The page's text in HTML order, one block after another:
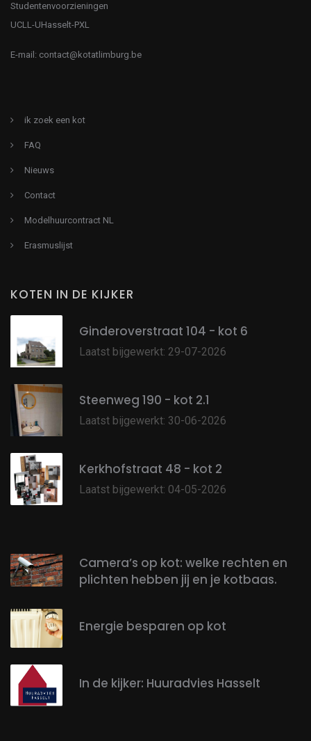
Studentenvoorzieningen
UCLL-UHasselt-PXL
E-mail: contact@kotatlimburg.be
ik zoek een kot
FAQ
Nieuws
Contact
Modelhuurcontract NL
Erasmuslijst
KOTEN IN DE KIJKER
Ginderoverstraat 104 - kot 6
Laatst bijgewerkt: 29-07-2026
Steenweg 190 - kot 2.1
Laatst bijgewerkt: 30-06-2026
Kerkhofstraat 48 - kot 2
Laatst bijgewerkt: 04-05-2026
Camera’s op kot: welke rechten en
plichten hebben jij en je kotbaas.
Energie besparen op kot
In de kijker: Huuradvies Hasselt